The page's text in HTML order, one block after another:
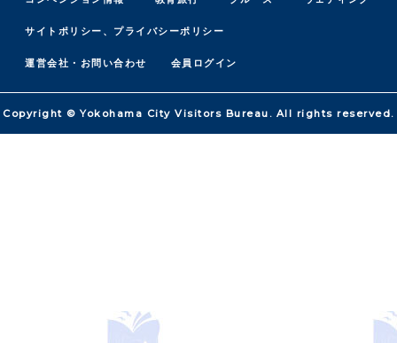
サイトポリシー、プライバシーポリシー
運営会社・お問い合わせ 会員ログイン
Copyright © Yokohama City Visitors Bureau. All rights reserved.